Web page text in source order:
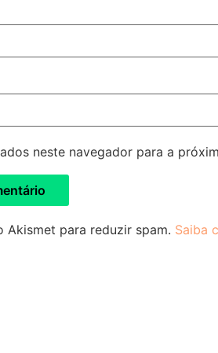
neste navegador para a
Akismet para reduzir spam. Saiba